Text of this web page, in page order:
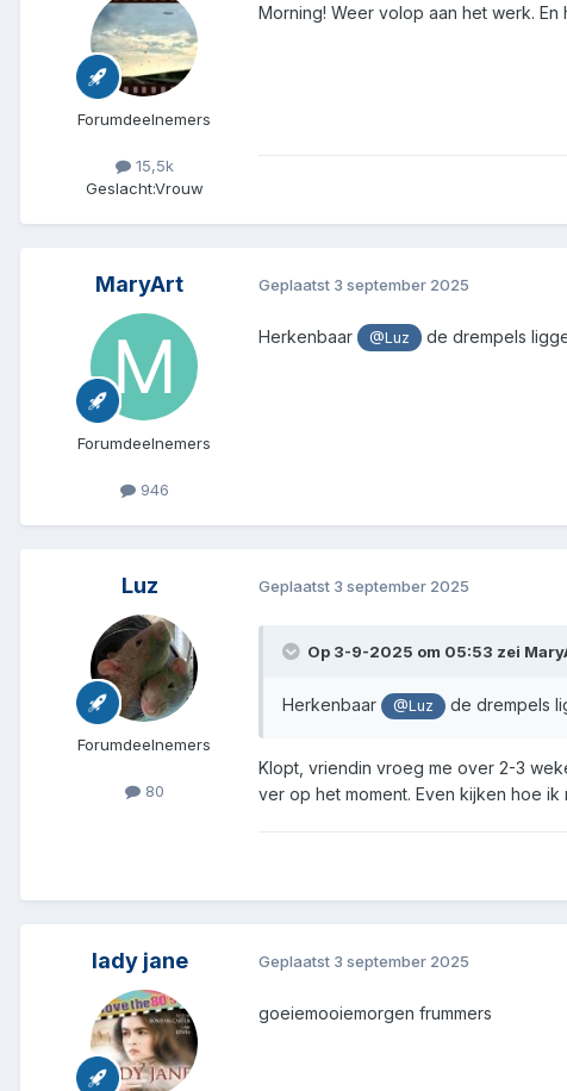
Forumdeelnemers
15,5k
Geslacht:Vrouw
Morning! Weer volop aan het werk.
MaryArt
Forumdeelnemers
946
Geplaatst 3 september 2025
Herkenbaar @Luz de drempels
Luz
Forumdeelnemers
80
Geplaatst 3 september 2025
Op 3-9-2025 om 05:53 zei
Herkenbaar @Luz de drempels
Klopt, vriendin vroeg me over 2-3
ver op het moment. Even kijken hoe ik
lady jane Geplaatst 3 september 2025
goeiemooiemorgen frummers